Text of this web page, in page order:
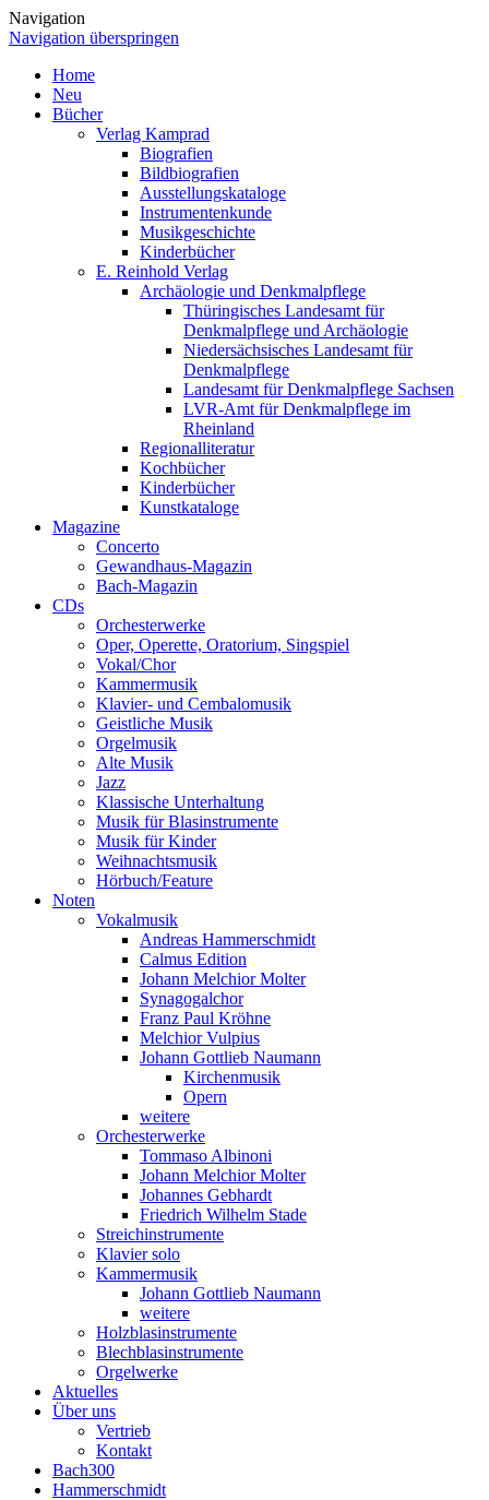
Navigation
Navigation überspringen
Home
Neu
Bücher
Verlag Kamprad
Biografien
Bildbiografien
Ausstellungskataloge
Instrumentenkunde
Musikgeschichte
Kinderbücher
E. Reinhold Verlag
Archäologie und Denkmalpflege
Thüringisches Landesamt für
Denkmalpflege und Archäologie
Niedersächsisches Landesamt für
Denkmalpflege
Landesamt für Denkmalpflege Sachsen
LVR-Amt für Denkmalpflege im
Rheinland
Regionalliteratur
Kochbücher
Kinderbücher
Kunstkataloge
Magazine
Concerto
Gewandhaus-Magazin
Bach-Magazin
CDs
Orchesterwerke
Oper, Operette, Oratorium, Singspiel
Vokal/Chor
Kammermusik
Klavier- und Cembalomusik
Geistliche Musik
Orgelmusik
Alte Musik
Jazz
Klassische Unterhaltung
Musik für Blasinstrumente
Musik für Kinder
Weihnachtsmusik
Hörbuch/Feature
Noten
Vokalmusik
Andreas Hammerschmidt
Calmus Edition
Johann Melchior Molter
Synagogalchor
Franz Paul Kröhne
Melchior Vulpius
Johann Gottlieb Naumann
Kirchenmusik
Opern
weitere
Orchesterwerke
Tommaso Albinoni
Johann Melchior Molter
Johannes Gebhardt
Friedrich Wilhelm Stade
Streichinstrumente
Klavier solo
Kammermusik
Johann Gottlieb Naumann
weitere
Holzblasinstrumente
Blechblasinstrumente
Orgelwerke
Aktuelles
Über uns
Vertrieb
Kontakt
Bach300
Hammerschmidt